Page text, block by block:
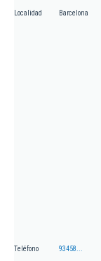
Localidad Barcelona
Teléfono 93458...